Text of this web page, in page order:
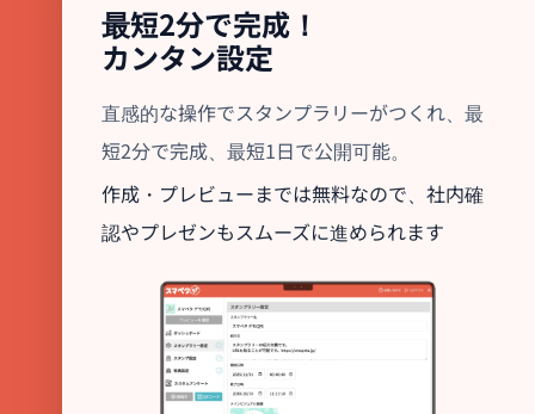
最短2分で完成！
カンタン設定
直感的な操作でスタンプラリーがつくれ、最
短2分で完成、最短1日で公開可能。
作成・プレビューまでは無料なので、社内確
認やプレゼンもスムーズに進められます